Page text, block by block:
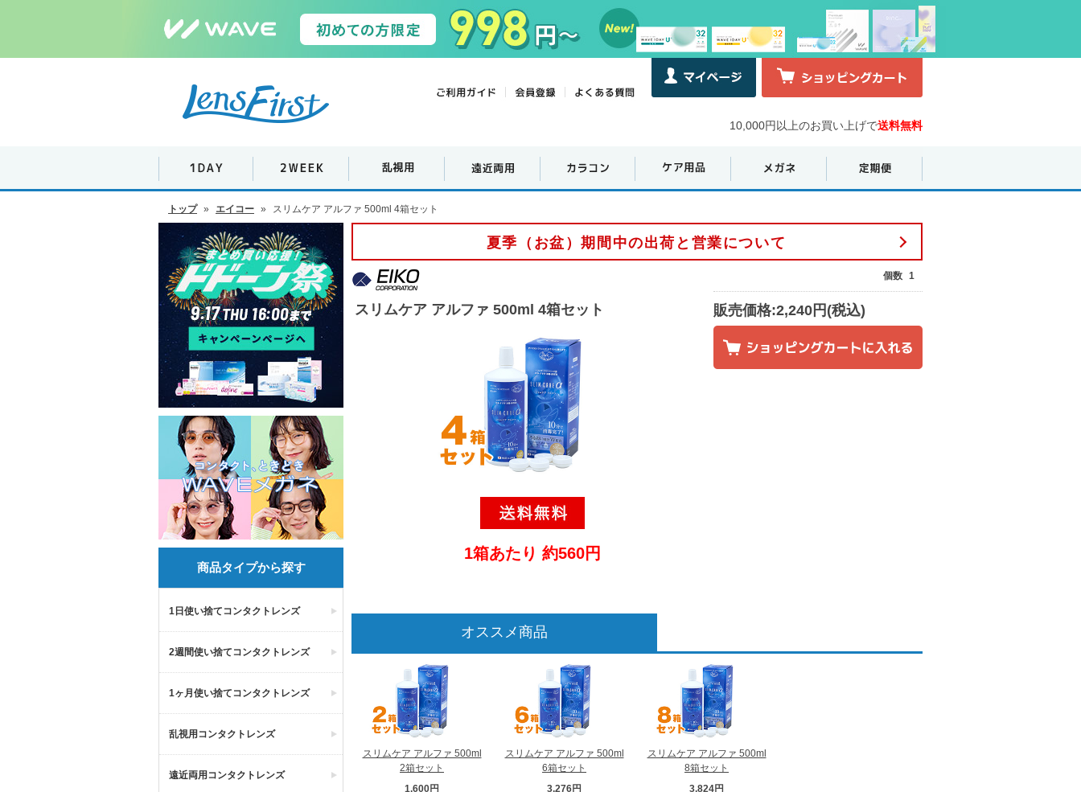
10,000円以上のお買い上げで送料無料
トップ » エイコー » スリムケア アルファ 500ml 4箱セット
商品タイプから探す
1日使い捨てコンタクトレンズ
2週間使い捨てコンタクトレンズ
1ヶ月使い捨てコンタクトレンズ
乱視用コンタクトレンズ
遠近両用コンタクトレンズ
夏季（お盆）期間中の出荷と営業について
スリムケア アルファ 500ml 4箱セット
1箱あたり 約560円
個数 1
販売価格:2,240円(税込)
オススメ商品
スリムケア アルファ 500ml
2箱セット
1,600円
スリムケア アルファ 500ml
6箱セット
3,276円
スリムケア アルファ 500ml
8箱セット
3,824円